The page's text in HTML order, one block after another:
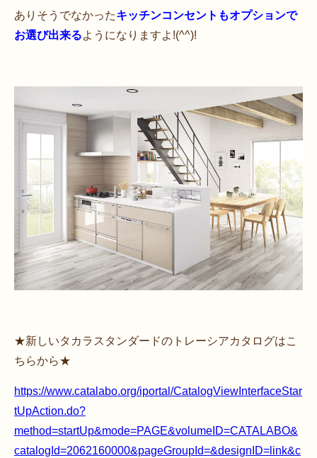
ありそうでなかったキッチンコンセントもオプションで
お選び出来るようになりますよ!(^^)!
★新しいタカラスタンダードのトレーシアカタログはこ
ちらから★
https://www.catalabo.org/iportal/CatalogViewInterfaceStar
tUpAction.do?
method=startUp&mode=PAGE&volumeID=CATALABO&
catalogId=2062160000&pageGroupId=&designID=link&c